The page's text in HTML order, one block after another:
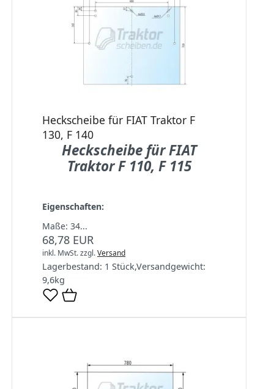
Heckscheibe für FIAT Traktor F
130, F 140
Heckscheibe für FIAT
Traktor F 110, F 115
Eigenschaften:
Maße: 34...
68,78 EUR
inkl. MwSt.zzgl.Versand
Lagerbestand: 1 Stück,Versandgewicht:
9,6kg